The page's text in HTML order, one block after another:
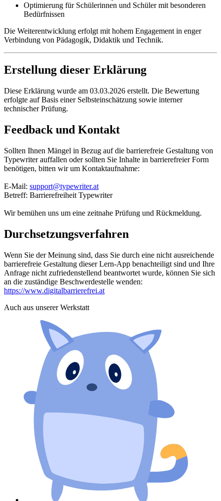
Optimierung für Schülerinnen und Schüler mit besonderen
Bedürfnissen
Die Weiterentwicklung erfolgt mit hohem Engagement in enger
Verbindung von Pädagogik, Didaktik und Technik.
Erstellung dieser Erklärung
Diese Erklärung wurde am 03.03.2026 erstellt. Die Bewertung
erfolgte auf Basis einer Selbsteinschätzung sowie interner
technischer Prüfung.
Feedback und Kontakt
Sollten Ihnen Mängel in Bezug auf die barrierefreie Gestaltung von
Typewriter auffallen oder sollten Sie Inhalte in barrierefreier Form
benötigen, bitten wir um Kontaktaufnahme:
E-Mail: support@typewriter.at
Betreff: Barrierefreiheit Typewriter
Wir bemühen uns um eine zeitnahe Prüfung und Rückmeldung.
Durchsetzungsverfahren
Wenn Sie der Meinung sind, dass Sie durch eine nicht ausreichende
barrierefreie Gestaltung dieser Lern-App benachteiligt sind und Ihre
Anfrage nicht zufriedenstellend beantwortet wurde, können Sie sich
an die zuständige Beschwerdestelle wenden:
https://www.digitalbarrierefrei.at
Auch aus unserer Werkstatt